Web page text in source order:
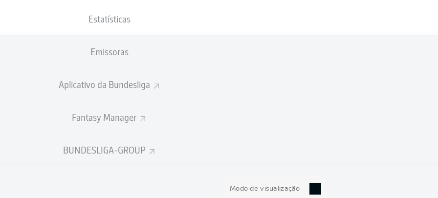
Estatísticas
Emissoras
Aplicativo da Bundesliga
Fantasy Manager
BUNDESLIGA-GROUP
Modo de visualização
DA TEMPORADA 2025/2026